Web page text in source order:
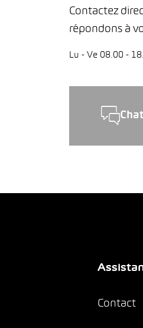
Contactez
répondons à
Lu - Ve 08.00 -
Chat
Contact